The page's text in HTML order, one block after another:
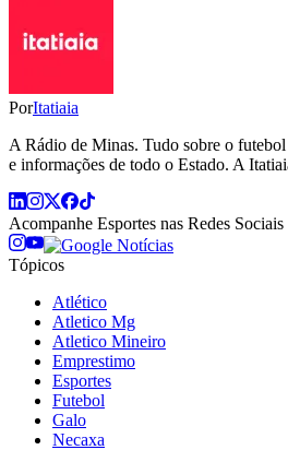
PorItatiaia
A Rádio de Minas. Tudo sobre o
e informações de todo o Estado. A
Acompanhe Esportes nas Redes Sociais
Tópicos
Atlético
Atletico Mg
Atletico Mineiro
Emprestimo
Esportes
Futebol
Galo
Necaxa